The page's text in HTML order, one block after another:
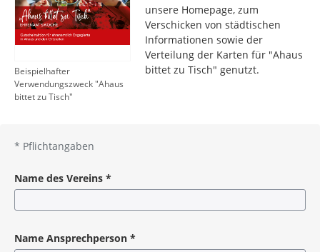
Beispielhafter
Verwendungszweck "Ahaus
bittet zu Tisch"
unsere Homepage, zum
Verschicken von städtischen
Informationen sowie der
Verteilung der Karten für "Ahaus
bittet zu Tisch" genutzt.
* Pflichtangaben
Name des Vereins *
Name Ansprechperson *